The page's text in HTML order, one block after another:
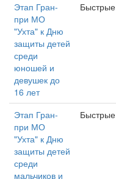
Этап Гран-
при МО
"Ухта" к Дню
защиты детей
среди
юношей и
девушек до
16 лет
Быстрые
Этап Гран-
при МО
"Ухта" к Дню
защиты детей
среди
мальчиков и
Быстрые